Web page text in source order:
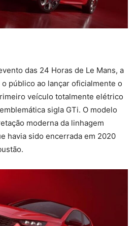
das 24 Horas de Le Mans, a
público ao lançar oficialmente o
veículo totalmente elétrico
sigla GTi. O modelo
moderna da linhagem
havia sido encerrada em 2020